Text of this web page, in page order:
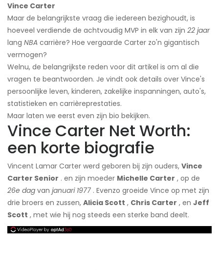
Vince Carter
Maar de belangrijkste vraag die iedereen bezighoudt, is
hoeveel verdiende de achtvoudig MVP in elk van zijn 22 jaar
lang NBA carrière? Hoe vergaarde Carter zo'n gigantisch
vermogen?
Welnu, de belangrijkste reden voor dit artikel is om al die
vragen te beantwoorden. Je vindt ook details over Vince's
persoonlijke leven, kinderen, zakelijke inspanningen, auto's,
statistieken en carrièreprestaties.
Maar laten we eerst even zijn bio bekijken.
Vince Carter Net Worth:
een korte biografie
Vincent Lamar Carter werd geboren bij zijn ouders, Vince
Carter Senior . en zijn moeder Michelle Carter , op de
26e dag van januari 1977 . Evenzo groeide Vince op met zijn
drie broers en zussen, Alicia Scott , Chris Carter , en Jeff
Scott , met wie hij nog steeds een sterke band deelt.